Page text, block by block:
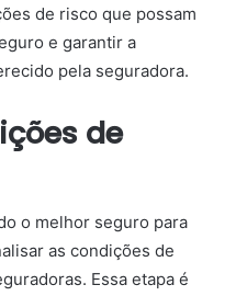
de risco que possam
e garantir a
pela seguradora.
de
o melhor seguro para
as condições de
Essa etapa é